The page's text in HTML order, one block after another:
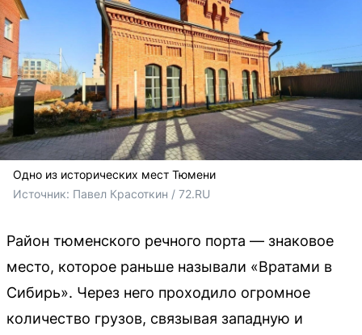
Одно из исторических мест Тюмени
Источник: Павел Красоткин / 72.RU
Район тюменского речного порта — знаковое
место, которое раньше называли «Вратами в
Сибирь». Через него проходило огромное
количество грузов, связывая западную и